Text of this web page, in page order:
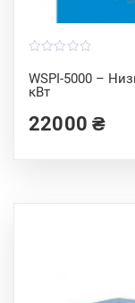
WSPI-5000 –
кВт
o
u
t
f
5
22000₴